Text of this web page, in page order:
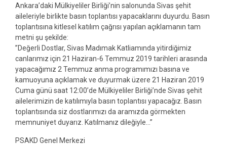
Ankara’daki Mülkiyeliler Birliği’nin salonunda Sivas şehit
aileleriyle birlikte basın toplantısı yapacaklarını duyurdu. Basın
toplantısına kitlesel katılım çağrısı yapılan açıklamanın tam
metni şu şekilde:
”Değerli Dostlar, Sivas Madımak Katliamında yitirdiğimiz
canlarımız için 21 Haziran-6 Temmuz 2019 tarihleri arasında
yapacağımız 2 Temmuz anma programımızı basına ve
kamuoyuna açıklamak ve duyurmak üzere 21 Haziran 2019
Cuma günü saat 12:00’de Mülkiyeliler Birliği’nde Sivas şehit
ailelerimizin de katılımıyla basın toplantısı yapacağız. Basın
toplantısında siz dostlarımızı da aramızda görmekten
memnuniyet duyarız. Katılmanız dileğiyle…”
PSAKD Genel Merkezi